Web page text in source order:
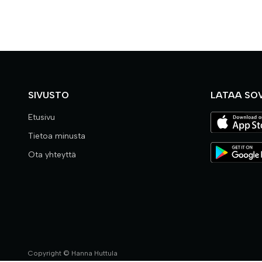
SIVUSTO
Etusivu
Tietoa minusta
Ota yhteyttä
LATAA
Copyright © Hanna Huttula